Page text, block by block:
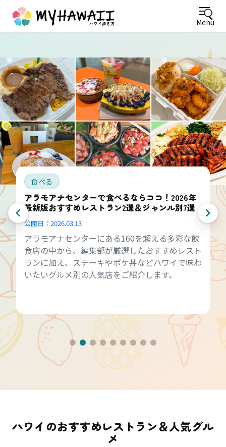
Menu
食べる
アラモアナセンターで食べるならココ！2026年
最新版おすすめレストラン2選＆ジャンル別7選
公開日： 2026.03.13
アラモアナセンターにある160を超える多彩な飲
食店の中から、編集部が厳選したおすすめレスト
ランに加え、ステーキやポケ丼などハワイで味わ
いたいグルメ別の人気店をご紹介します。
ハワイのおすすめレストラン＆人気グル
メ